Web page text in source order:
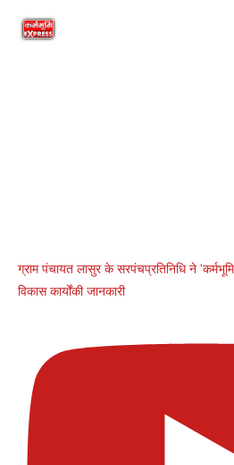
ग्राम पंचायत लासुर के सरपंचप्रतिनिधि ने
विकास कार्योंकी जानकारी